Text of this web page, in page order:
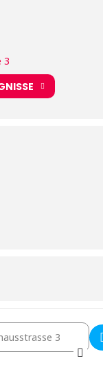
3
Logistics Award
Address - GS1